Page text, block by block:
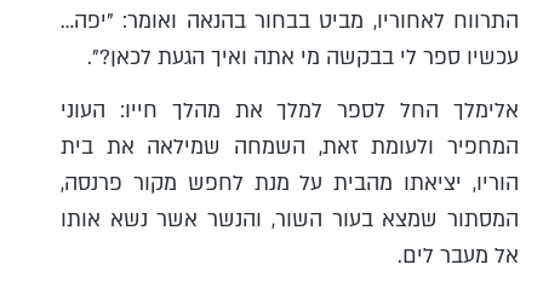
התרווח לאחוריו, מביט בבחור בהנאה ואומר: "יפה…
עכשיו ספר לי בבקשה מי אתה ואיך הגעת לכאן?".
אלימלך החל לספר למלך את מהלך חייו: העוני
המחפיר ולעומת זאת, השמחה שמילאה את בית
הוריו, יציאתו מהבית על מנת לחפש מקור פרנסה,
המסתור שמצא בעור השור, והנשר אשר נשא אותו
אל מעבר לים.